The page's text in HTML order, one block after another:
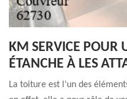
KM SERVICE POUR
ÉTANCHE À LES
La toiture est l’un des